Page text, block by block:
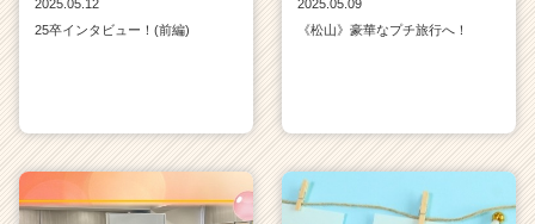
2025.05.12
25卒インタビュー！(前編)
2025.05.09
《松山》豪華なプチ旅行へ！